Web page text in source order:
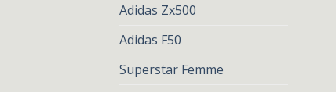
Adidas Zx500
Adidas F50
Superstar Femme